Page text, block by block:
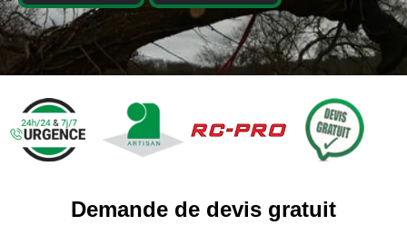
Demande de devis gratuit